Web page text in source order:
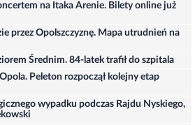
na Itaka Arenie. Bilety online już
przez Opolszczyznę. Mapa utrudnień na
Średnim. 84-latek trafił do szpitala
Peleton rozpoczął kolejny etap
wypadku podczas Rajdu Nyskiego,